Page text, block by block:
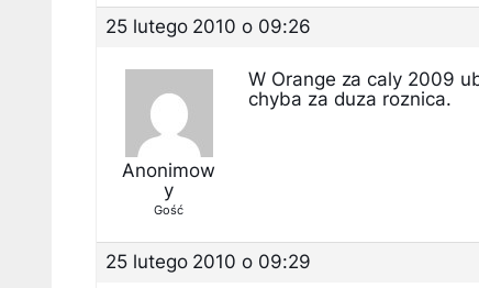
25 lutego 2010 o 09:26
Anonimow
y
Gość
W Orange za caly 2009
chyba za duza roznica.
25 lutego 2010 o 09:29